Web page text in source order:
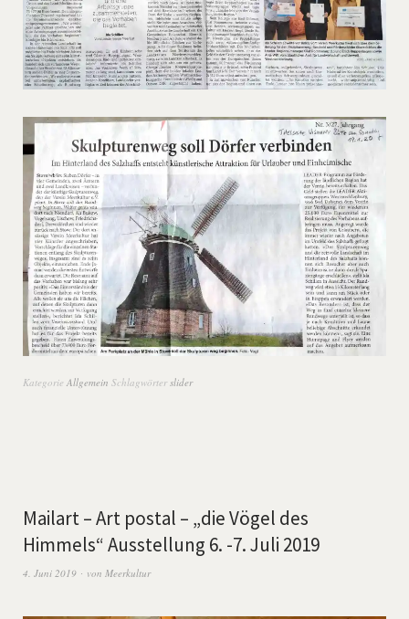
Kategorie Allgemein Schlagwörter slider
Mailart – Art postal – „die Vögel des
Himmels“ Ausstellung 6. -7. Juli 2019
4. Juni 2019 von Meerkultur